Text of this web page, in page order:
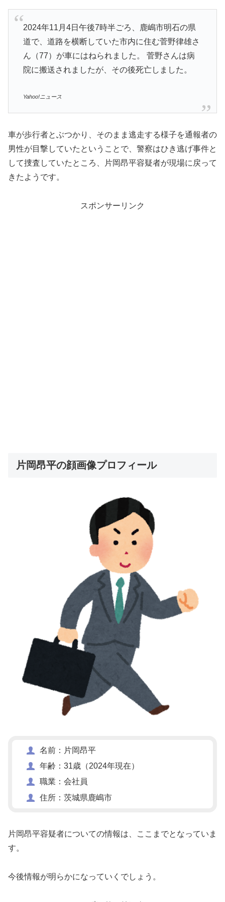
2024年11月4日午後7時半ごろ、鹿嶋市明石の県
道で、道路を横断していた市内に住む菅野律雄さ
ん（77）が車にはねられました。 菅野さんは病
院に搬送されましたが、その後死亡しました。
Yahoo!ニュース
車が歩行者とぶつかり、そのまま逃走する様子を通報者の
男性が目撃していたということで、警察はひき逃げ事件と
して捜査していたところ、片岡昂平容疑者が現場に戻って
きたようです。
スポンサーリンク
片岡昂平の顔画像プロフィール
名前：片岡昂平
年齢：31歳（2024年現在）
職業：会社員
住所：茨城県鹿嶋市
片岡昂平容疑者についての情報は、ここまでとなっていま
す。
今後情報が明らかになっていくでしょう。